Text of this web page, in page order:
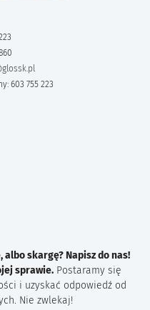
603 755 223
albo skargę? Napisz do nas!
sprawie. Postaramy się
i uzyskać odpowiedź od
Nie zwlekaj!